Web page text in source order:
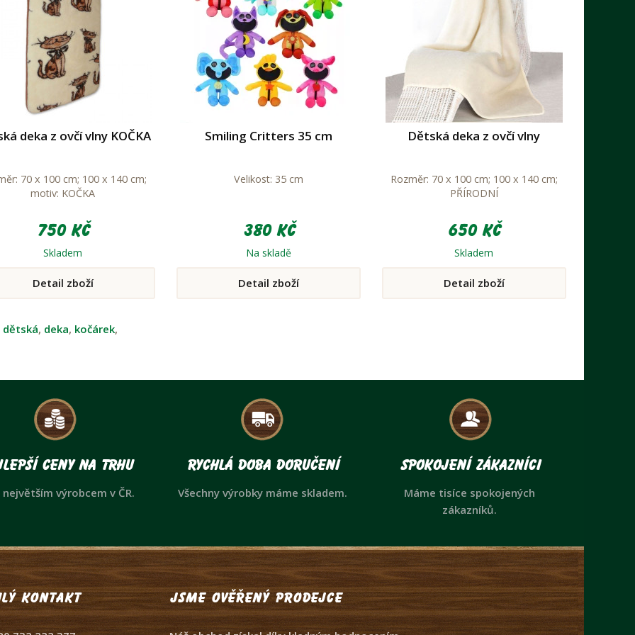
deka z ovčí vlny KOČKA
70 x 100 cm; 100 x 140 cm;
motiv: KOČKA
750 Kč
Skladem
Detail zboží
Smiling Critters 35 cm
Velikost: 35 cm
380 Kč
Na skladě
Detail zboží
Dětská deka z ovčí vlny
Rozměr: 70 x 100 cm; 100 x 140 cm;
PŘÍRODNÍ
650 Kč
Skladem
Detail zboží
dětská, deka, kočárek,
ceny na trhu
největším výrobcem v ČR.
Rychlá doba doručení
Všechny výrobky máme skladem.
Spokojení zákazníci
Máme tisíce spokojených
zákazníků.
kontakt Jsme ověřený prodejce